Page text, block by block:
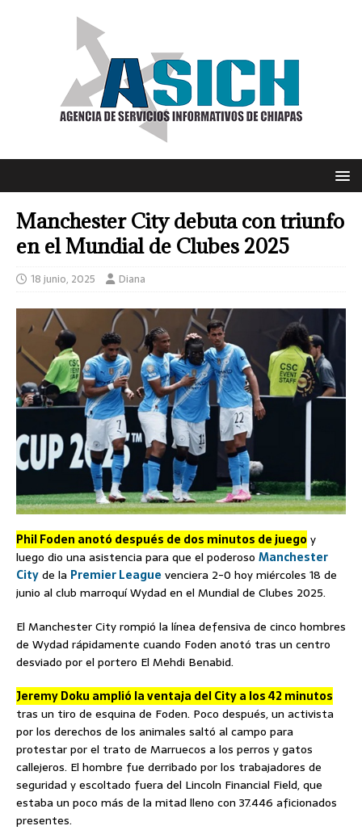
Manchester City debuta con triunfo
en el Mundial de Clubes 2025
18 junio, 2025 Diana
Phil Foden anotó después de dos minutos de juego y
luego dio una asistencia para que el poderoso Manchester
Cityde la Premier League venciera 2-0 hoy miércoles 18 de
junio al club marroquí Wydad en el Mundial de Clubes 2025.
El Manchester City rompió la línea defensiva de cinco hombres
de Wydad rápidamente cuando Foden anotó tras un centro
desviado por el portero El Mehdi Benabid.
Jeremy Doku amplió la ventaja del City a los 42 minutos
tras un tiro de esquina de Foden. Poco después, un activista
por los derechos de los animales saltó al campo para
protestar por el trato de Marruecos a los perros y gatos
callejeros. El hombre fue derribado por los trabajadores de
seguridad y escoltado fuera del Lincoln Financial Field, que
estaba un poco más de la mitad lleno con 37.446 aficionados
presentes.